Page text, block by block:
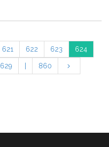
621 622 623 624
629 860